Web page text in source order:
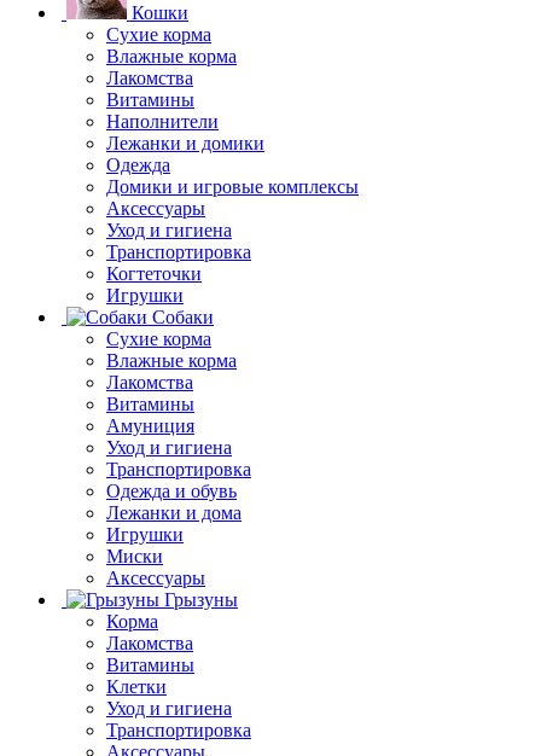
Кошки
Сухие корма
Влажные корма
Лакомства
Витамины
Наполнители
Лежанки и домики
Одежда
Домики и игровые комплексы
Аксессуары
Уход и гигиена
Транспортировка
Когтеточки
Игрушки
Собаки
Сухие корма
Влажные корма
Лакомства
Витамины
Амуниция
Уход и гигиена
Транспортировка
Одежда и обувь
Лежанки и дома
Игрушки
Миски
Аксессуары
Грызуны
Корма
Лакомства
Витамины
Клетки
Уход и гигиена
Транспортировка
Аксессуары